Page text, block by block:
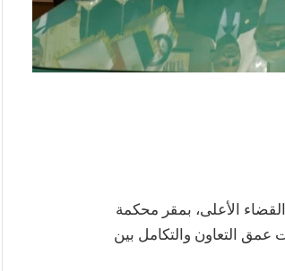
الأعلى، بمقر محكمة
التعاون والتكامل بين